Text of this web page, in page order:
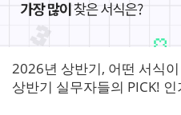
2026년 상반기, 어떤 서식
상반기 실무자들의 PICK!